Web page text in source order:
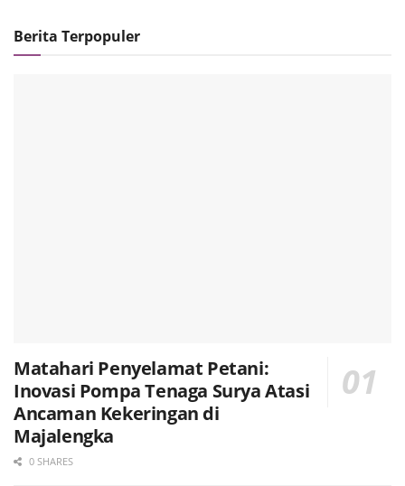
Berita Terpopuler
Matahari Penyelamat Petani:
Inovasi Pompa Tenaga Surya Atasi
Ancaman Kekeringan di
Majalengka
0 SHARES